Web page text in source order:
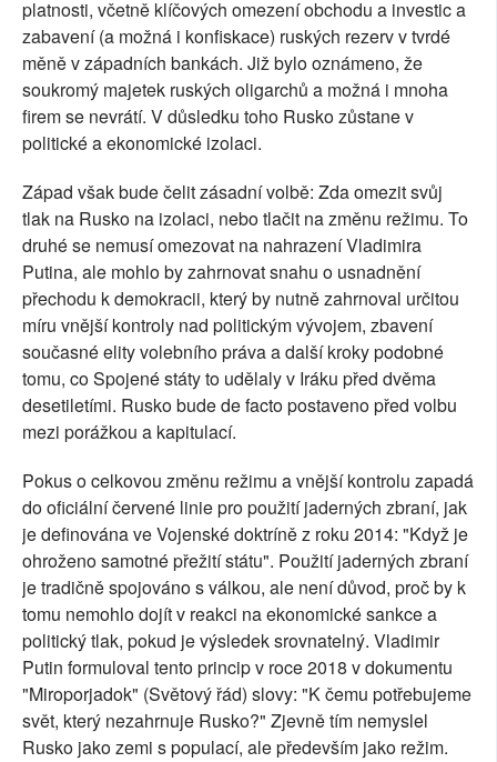
platnosti, včetně klíčových omezení obchodu a investic a
zabavení (a možná i konfiskace) ruských rezerv v tvrdé
měně v západních bankách. Již bylo oznámeno, že
soukromý majetek ruských oligarchů a možná i mnoha
firem se nevrátí. V důsledku toho Rusko zůstane v
politické a ekonomické izolaci.
Západ však bude čelit zásadní volbě: Zda omezit svůj
tlak na Rusko na izolaci, nebo tlačit na změnu režimu. To
druhé se nemusí omezovat na nahrazení Vladimira
Putina, ale mohlo by zahrnovat snahu o usnadnění
přechodu k demokracii, který by nutně zahrnoval určitou
míru vnější kontroly nad politickým vývojem, zbavení
současné elity volebního práva a další kroky podobné
tomu, co Spojené státy to udělaly v Iráku před dvěma
desetiletími. Rusko bude de facto postaveno před volbu
mezi porážkou a kapitulací.
Pokus o celkovou změnu režimu a vnější kontrolu zapadá
do oficiální červené linie pro použití jaderných zbraní, jak
je definována ve Vojenské doktríně z roku 2014: "Když je
ohroženo samotné přežití státu". Použití jaderných zbraní
je tradičně spojováno s válkou, ale není důvod, proč by k
tomu nemohlo dojít v reakci na ekonomické sankce a
politický tlak, pokud je výsledek srovnatelný. Vladimir
Putin formuloval tento princip v roce 2018 v dokumentu
"Miroporjadok" (Světový řád) slovy: "K čemu potřebujeme
svět, který nezahrnuje Rusko?" Zjevně tím nemyslel
Rusko jako zemi s populací, ale především jako režim.